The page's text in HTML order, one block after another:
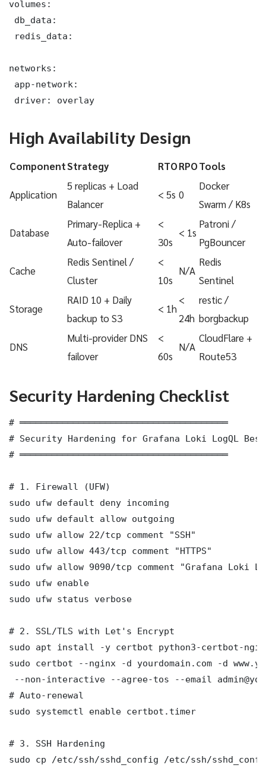
volumes:
db_data:
redis_data:
networks:
app-network:
driver: overlay
High Availability Design
ComponentStrategy RTORPOTools
Application
5 replicas + Load
Balancer
< 5s 0
Docker
Swarm / K8s
Database
Primary-Replica +
Auto-failover
<
30s
< 1s
Patroni /
PgBouncer
Cache
Redis Sentinel /
Cluster
<
10s
N/A
Redis
Sentinel
Storage
RAID 10 + Daily
backup to S3
< 1h
<
24h
restic /
borgbackup
DNS
Multi-provider DNS
failover
<
60s
N/A
CloudFlare +
Route53
Security Hardening Checklist
# ═══════════════════════════════════════
# Security Hardening for Grafana Loki LogQL
# ═══════════════════════════════════════
# 1. Firewall (UFW)
sudo ufw default deny incoming
sudo ufw default allow outgoing
sudo ufw allow 22/tcp comment "SSH"
sudo ufw allow 443/tcp comment "HTTPS"
sudo ufw allow 9090/tcp comment "Grafana Loki
sudo ufw enable
sudo ufw status verbose
# 2. SSL/TLS with Let's Encrypt
sudo apt install -y certbot python3-certbot-
sudo certbot --nginx -d yourdomain.com -d
--non-interactive --agree-tos --email
# Auto-renewal
sudo systemctl enable certbot.timer
# 3. SSH Hardening
sudo cp /etc/ssh/sshd_config /etc/ssh/